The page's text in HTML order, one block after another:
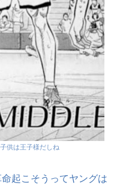
供は王子様だしね
起こそうってヤングは